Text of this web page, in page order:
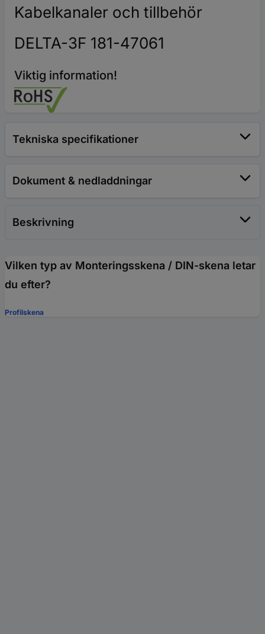
Kabelkanaler och tillbehör
DELTA-3F 181-47061
Viktig information!
Tekniska specifikationer
Dokument & nedladdningar
Beskrivning
Vilken typ av Monteringsskena / DIN-skena letar
du efter?
Profilskena